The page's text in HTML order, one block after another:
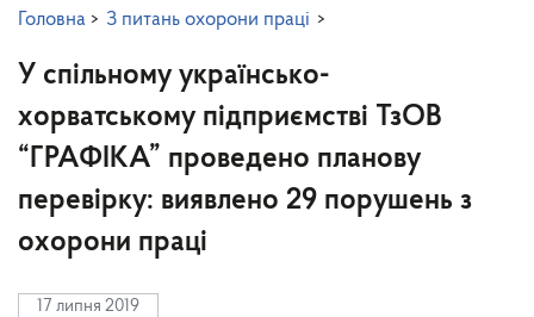
Головна > З питань охорони праці >
У спільному українсько-
хорватському підприємстві ТзОВ
“ГРАФІКА” проведено планову
перевірку: виявлено 29 порушень з
охорони праці
17 липня 2019